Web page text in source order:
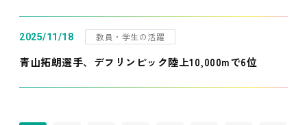
2025/11/18 教員・学生の活躍
青山拓朗選手、デフリンピック陸上10,000mで6位